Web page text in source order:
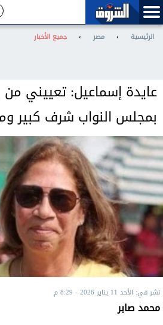
الرئيسية › مصر › جميع الأخبار
عايدة إسماعيل: تعييني
بمجلس النواب شرف كبير
نشر في: الأحد 11 يناير 2026 - 8:29 م
محمد صابر